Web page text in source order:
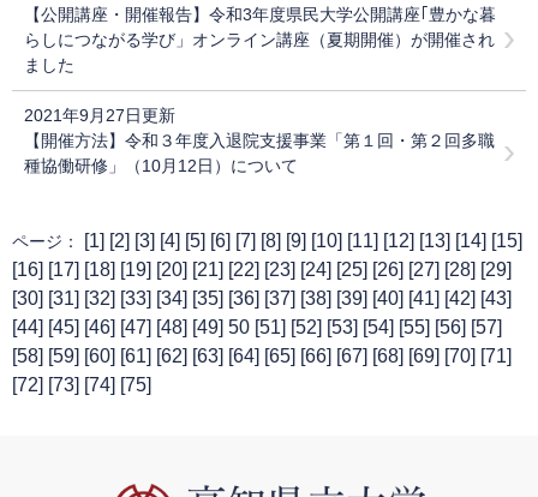
【公開講座・開催報告】令和3年度県民大学公開講座｢豊かな暮
らしにつながる学び」オンライン講座（夏期開催）が開催され
ました
2021年9月27日更新
【開催方法】令和３年度入退院支援事業「第１回・第２回多職
種協働研修」（10月12日）について
ページ： [1] [2] [3] [4] [5] [6] [7] [8] [9] [10] [11] [12] [13] [14] [15]
[16] [17] [18] [19] [20] [21] [22] [23] [24] [25] [26] [27] [28] [29]
[30] [31] [32] [33] [34] [35] [36] [37] [38] [39] [40] [41] [42] [43]
[44] [45] [46] [47] [48] [49] 50 [51] [52] [53] [54] [55] [56] [57]
[58] [59] [60] [61] [62] [63] [64] [65] [66] [67] [68] [69] [70] [71]
[72] [73] [74] [75]